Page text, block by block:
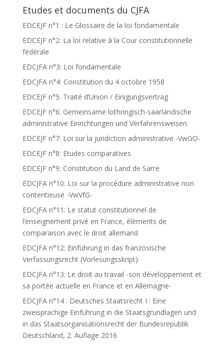
Etudes et documents du CJFA
EDCEJF n°1 : Le Glossaire de la loi fondamentale
EDCEJF n°2: La loi relative à la Cour constitutionnelle
fédérale
EDCJFA n°3: Loi fondamentale
EDCJFA n°4: Constitution du 4 octobre 1958
EDCEJF n°5: Traité d’Union / Einigungsvertrag
EDCEJF n°6: Gemeinsame lothringisch-saarländische
administrative Einrichtungen und Verfahrensweisen
EDCEJF n°7: Loi sur la juridiction administrative -VwGO-
EDCEJF n°8: Etudes comparatives
EDCEJF n°9: Constitution du Land de Sarre
EDCJFA n°10: Loi sur la procédure administrative non
contentieuse -VwVfG-
EDCJFA n°11: Le statut constitutionnel de
l’enseignement privé en France, éléments de
comparaison avec le droit allemand
EDCJFA n°12: Einführung in das französische
Verfassungsrecht (Vorlesungsskript)
EDCJFA n°13: Le droit au travail -son développement et
sa portée actuelle en France et en Allemagne-
EDCJFA n°14 : Deutsches Staatsrecht I : Eine
zweisprachige Einführung in die Staatsgrundlagen und
in das Staatsorganisationsrecht der Bundesrepublik
Deutschland, 2. Auflage 2016